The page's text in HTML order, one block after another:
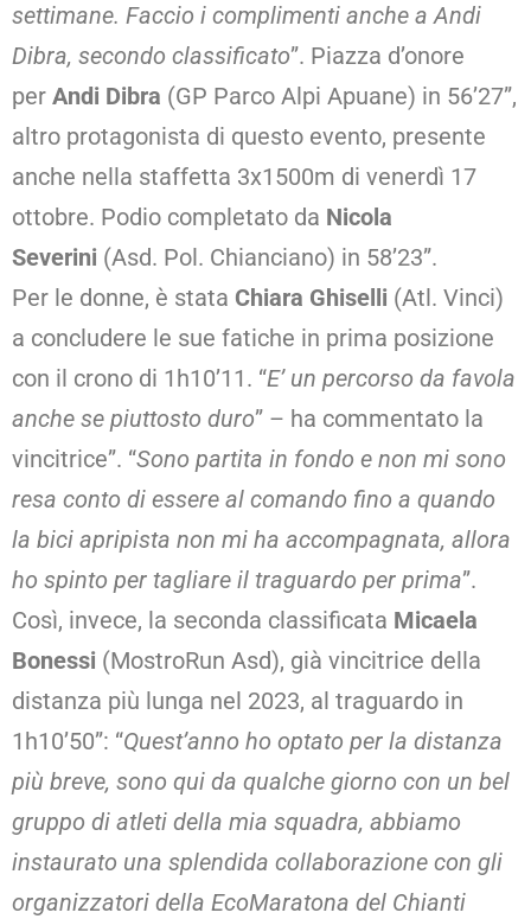
settimane. Faccio i complimenti anche a Andi
Dibra, secondo classificato”. Piazza d’onore
per Andi Dibra (GP Parco Alpi Apuane) in 56’27”,
altro protagonista di questo evento, presente
anche nella staffetta 3x1500m di venerdì 17
ottobre. Podio completato da Nicola
Severini (Asd. Pol. Chianciano) in 58’23”.
Per le donne, è stata Chiara Ghiselli (Atl. Vinci)
a concludere le sue fatiche in prima posizione
con il crono di 1h10’11. “E’ un percorso da favola
anche se piuttosto duro” – ha commentato la
vincitrice”. “Sono partita in fondo e non mi sono
resa conto di essere al comando fino a quando
la bici apripista non mi ha accompagnata, allora
ho spinto per tagliare il traguardo per prima”.
Così, invece, la seconda classificata Micaela
Bonessi (MostroRun Asd), già vincitrice della
distanza più lunga nel 2023, al traguardo in
1h10’50”: “Quest’anno ho optato per la distanza
più breve, sono qui da qualche giorno con un bel
gruppo di atleti della mia squadra, abbiamo
instaurato una splendida collaborazione con gli
organizzatori della EcoMaratona del Chianti